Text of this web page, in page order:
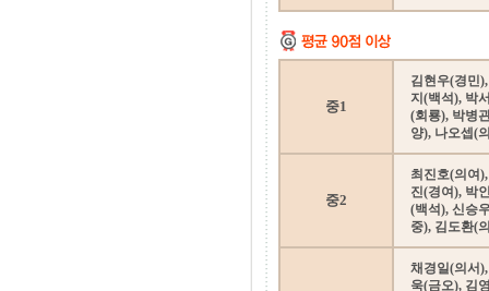
중1
김현우(경민
지(백석), 박
(회룡), 박병
양), 나오셉(
중2
최진호(의여
진(경여), 박
(백석), 신승
중), 김도환(
채경일(의서
욱(금오), 김